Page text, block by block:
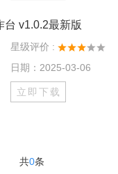
台 v1.0.2最新版
星级评价 :
日期：2025-03-06
立即下载
共0条